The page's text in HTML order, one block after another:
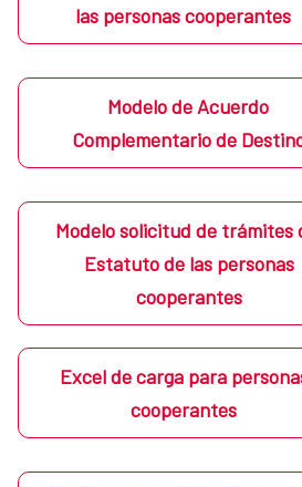
las personas cooperantes
Modelo de Acuerdo
Complementario de
Modelo solicitud de trámites
Estatuto de las personas
cooperantes
Excel de carga para
cooperantes